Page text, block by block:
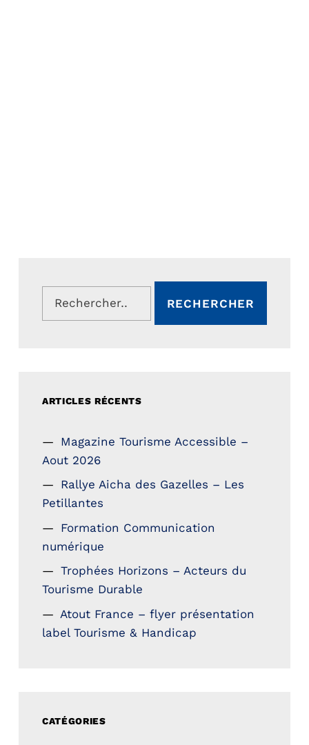
Rechercher :
ARTICLES RÉCENTS
Magazine Tourisme Accessible –
Aout 2026
Rallye Aicha des Gazelles – Les
Petillantes
Formation Communication
numérique
Trophées Horizons – Acteurs du
Tourisme Durable
Atout France – flyer présentation
label Tourisme & Handicap
CATÉGORIES